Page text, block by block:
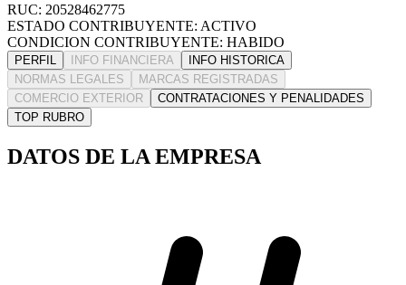
RUC: 20528462775
ESTADO CONTRIBUYENTE: ACTIVO
CONDICION CONTRIBUYENTE: HABIDO
PERFIL INFO FINANCIERA
INFO HISTORICA
NORMAS LEGALES
MARCAS REGISTRADAS
COMERCIO EXTERIOR
CONTRATACIONES Y PENALIDADES
TOP RUBRO
DATOS DE LA EMPRESA